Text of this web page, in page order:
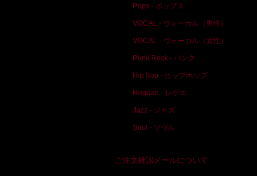
Pops - ポップス
VOCAL - ヴォーカル（男性）
VOCAL - ヴォーカル（女性）
Punk Rock - パンク
Hip hop - ヒップホップ
Reggae - レゲエ
Jazz - ジャズ
Soul - ソウル
ご注文確認メールについて